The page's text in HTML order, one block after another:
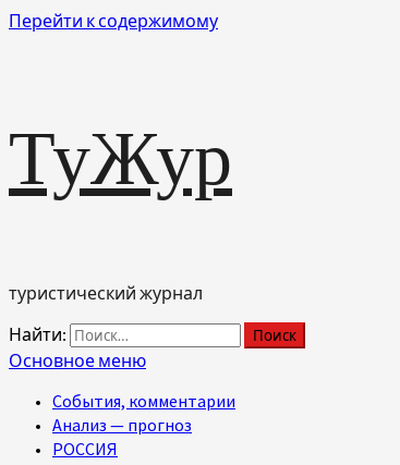
Перейти к содержимому
ТуЖур
туристический журнал
Найти:
Основное меню
События, комментарии
Анализ — прогноз
РОССИЯ